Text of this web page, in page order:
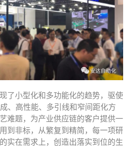
小型化和多功能化的趋势，驱使
、高性能、多引线和窄间距化方
难题，为产业供应链的客户提供一
到非标，从繁复到精简，每一项研
实在需求上，创造出落实到位的生